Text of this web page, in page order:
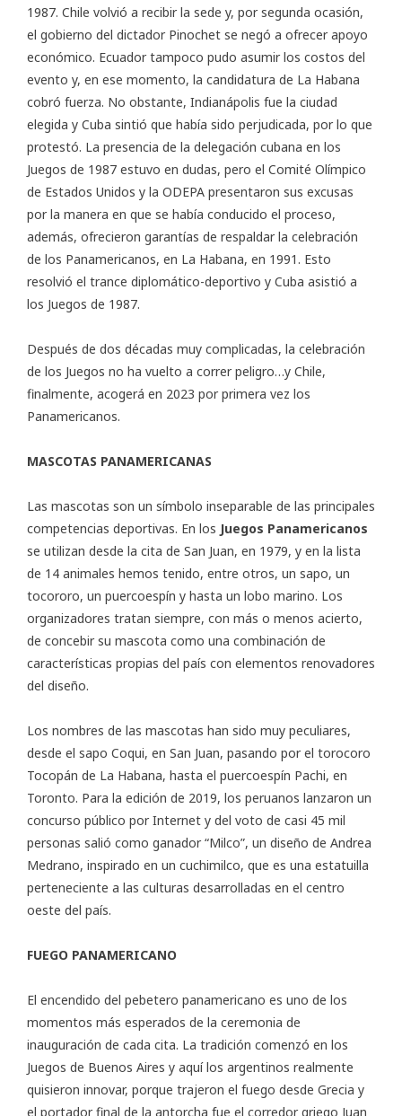
1987. Chile volvió a recibir la sede y, por segunda ocasión,
el gobierno del dictador Pinochet se negó a ofrecer apoyo
económico. Ecuador tampoco pudo asumir los costos del
evento y, en ese momento, la candidatura de La Habana
cobró fuerza. No obstante, Indianápolis fue la ciudad
elegida y Cuba sintió que había sido perjudicada, por lo que
protestó. La presencia de la delegación cubana en los
Juegos de 1987 estuvo en dudas, pero el Comité Olímpico
de Estados Unidos y la ODEPA presentaron sus excusas
por la manera en que se había conducido el proceso,
además, ofrecieron garantías de respaldar la celebración
de los Panamericanos, en La Habana, en 1991. Esto
resolvió el trance diplomático-deportivo y Cuba asistió a
los Juegos de 1987.
Después de dos décadas muy complicadas, la celebración
de los Juegos no ha vuelto a correr peligro…y Chile,
finalmente, acogerá en 2023 por primera vez los
Panamericanos.
MASCOTAS PANAMERICANAS
Las mascotas son un símbolo inseparable de las principales
competencias deportivas. En los Juegos Panamericanos
se utilizan desde la cita de San Juan, en 1979, y en la lista
de 14 animales hemos tenido, entre otros, un sapo, un
tocororo, un puercoespín y hasta un lobo marino. Los
organizadores tratan siempre, con más o menos acierto,
de concebir su mascota como una combinación de
características propias del país con elementos renovadores
del diseño.
Los nombres de las mascotas han sido muy peculiares,
desde el sapo Coqui, en San Juan, pasando por el torocoro
Tocopán de La Habana, hasta el puercoespín Pachi, en
Toronto. Para la edición de 2019, los peruanos lanzaron un
concurso público por Internet y del voto de casi 45 mil
personas salió como ganador “Milco”, un diseño de Andrea
Medrano, inspirado en un cuchimilco, que es una estatuilla
perteneciente a las culturas desarrolladas en el centro
oeste del país.
FUEGO PANAMERICANO
El encendido del pebetero panamericano es uno de los
momentos más esperados de la ceremonia de
inauguración de cada cita. La tradición comenzó en los
Juegos de Buenos Aires y aquí los argentinos realmente
quisieron innovar, porque trajeron el fuego desde Grecia y
el portador final de la antorcha fue el corredor griego Juan